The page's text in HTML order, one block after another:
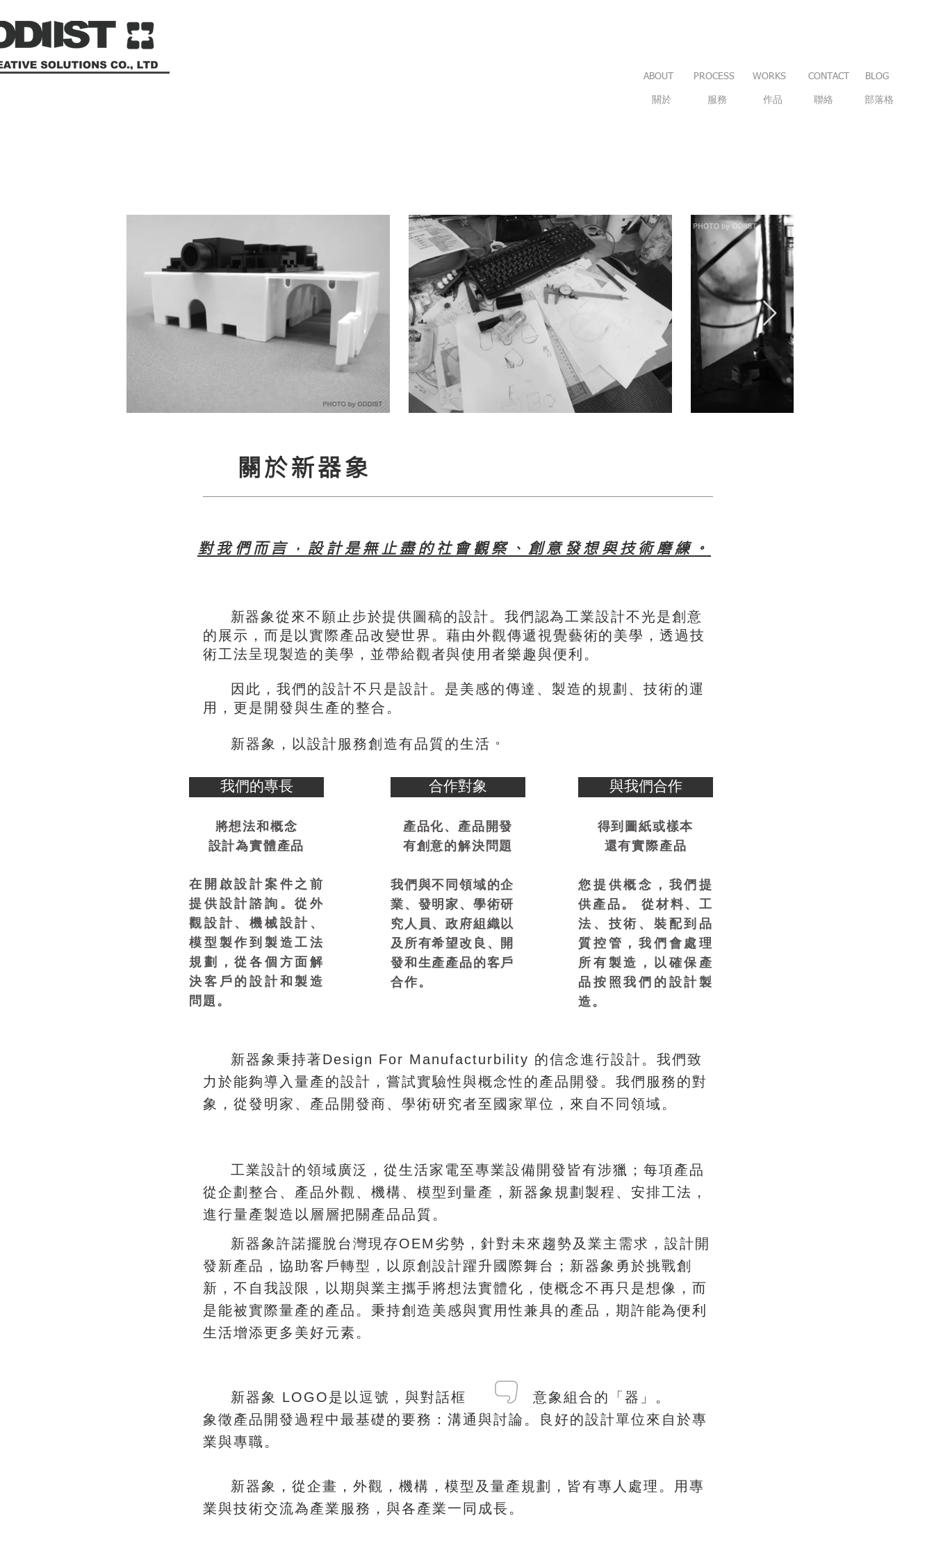
ABOUT
關於
PROCESS
服務
WORKS CONTACT
作品 聯絡 部落格
BLOG
關於新器象
對我們而言，設計是無止盡的社會觀察、創意發想與技術磨練。
新器象從來不願止步於提供圖稿的設計。 我們認為工業設計不光是創意
的展示 ， 而是以實際產品改變世界 。藉由外觀傳遞視覺藝術的美學 ，透過技
術工法呈現製造的美學 ， 並帶給觀者與使用者樂趣與便利 。
因此 ， 我們的設計不只是設計。 是美感的傳達 、 製造的規劃 、 技術的運
用
， 更是開發與生產的整合。
新器象 ， 以設計服務創造有品質的生活 。
我們的專長
將想法和概念
設計為實體產品
在開啟設計案件之前
提供設計諮詢。從外
觀設計、機械設計、
模型製作到製造工法
規劃，從各個方面解
決客戶的設計和製造
問題。
合作對象
產品化、產品開發
有創意的解決問題
我們與不同領域的企
業、發明家、學術研
究人員、政府組織以
及所有希望改良、開
發和生產產品的客戶
合作。
與我們合作
得到圖紙或樣本
還有實際產品
您提供概念，我們提
供產品。 從材料、工
法、技術、裝配到品
質控管，我們會處理
所有製造，以確保產
品按照我們的設計製
造。
新器象秉持著Design For Manufacturbility 的信念進行設計。 我們致
力於能夠導入量產的設計 ， 嘗試實驗性與概念性的產品開發 。 我們服務的對
象
， 從發明家 、 產品開發商 、 學術研究者至國家單位 ， 來自不同領域。
工業設計的領域廣泛 ， 從生活家電至專業設備開發皆有涉獵 ； 每項產品
從企劃整合 、 產品外觀、 機構、 模型到量產 ， 新器象規劃製程 、 安排工法 ，
進行量產製造以層層把關產品品質 。
新器象許諾擺脫台灣現存OEM劣勢 ， 針對未來趨勢及業主需求 ， 設計開
發新產品 ， 協助客戶轉型 ， 以原創設計躍升國際舞台 ； 新器象勇於挑戰創
新 ， 不自我設限 ， 以期與業主攜手將想法實體化 ， 使概念不再只是想像 ， 而
是能被實際量產的產品 。 秉持創造美感與實用性兼具的產品 ， 期許能為便利
生活增添更多美好元素。
新器象 LOGO是以逗號 ， 與對話框 意象組合的「器」 。
​象徵產品開發過程中最基礎的要務 ： 溝通與討論 。
良好的設計單位來自於專
業與專職 。
新器象 ， 從企畫 ， 外觀 ， 機構 ， 模型及量產規劃 ， 皆有專人處理 。
用專
業與技術交流為產業服務 ， 與各產業一同成長。